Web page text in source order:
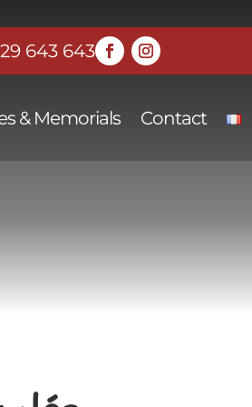
643 643
& Memorials Contact